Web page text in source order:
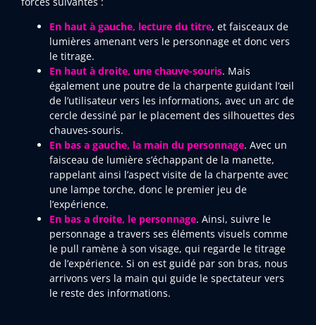
En haut à gauche, lecture du titre, et faisceaux de
lumières amenant vers le personnage et donc vers
le titrage.
En haut à droite, une chauve-souris. Mais
également une poutre de la charpente guidant l’œil
de l’utilisateur vers les informations, avec un arc de
cercle dessiné par le placement des silhouettes des
chauves-souris.
En bas a gauche, la main du personnage. Avec un
faisceau de lumière s’échappant de la manette,
rappelant ainsi l’aspect visite de la charpente avec
une lampe torche, donc le premier jeu de
l’expérience.
En bas a droite, le personnage. Ainsi, suivre le
personnage a travers ses éléments visuels comme
le pull ramène à son visage, qui regarde le titrage
de l’expérience. Si on est guidé par son bras, nous
arrivons vers la main qui guide le spectateur vers
le reste des informations.